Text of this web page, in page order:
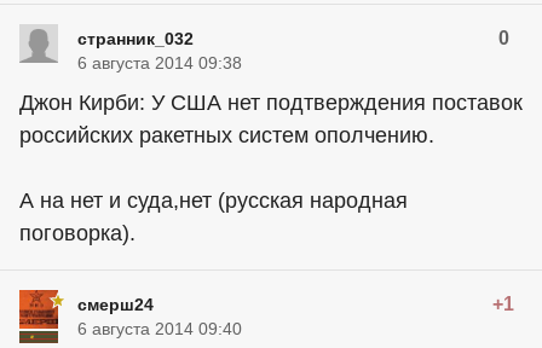
странник_032 0
6 августа 2014 09:38
Джон Кирби: У США нет подтверждения поставок
российских ракетных систем ополчению.
А на нет и суда,нет (русская народная
поговорка).
смерш24 +1
6 августа 2014 09:40